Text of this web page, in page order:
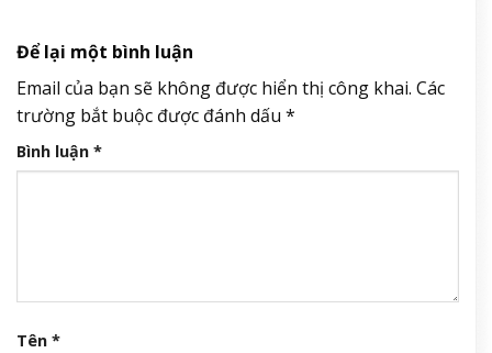
Để lại một bình luận
Email của bạn sẽ không được hiển thị công khai. Các
trường bắt buộc được đánh dấu *
Bình luận *
Tên *